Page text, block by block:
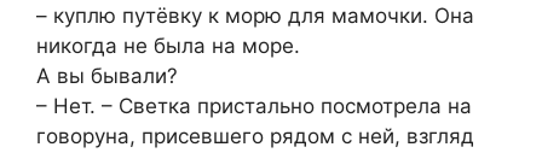
– куплю путёвку к морю для мамочки. Она
никогда не была на море.
А вы бывали?
– Нет. – Светка пристально посмотрела на
говоруна, присевшего рядом с ней, взгляд